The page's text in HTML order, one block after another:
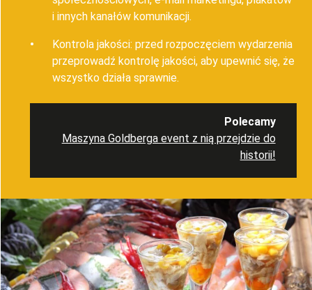
i innych kanałów komunikacji.
Kontrola jakości: przed rozpoczęciem wydarzenia
przeprowadź kontrolę jakości, aby upewnić się, że
wszystko działa sprawnie.
Polecamy
Maszyna Goldberga event z nią przejdzie do
historii!